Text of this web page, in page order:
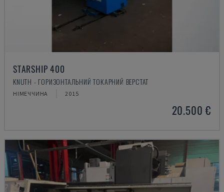
STARSHIP 400
KNUTH - ГОРИЗОНТАЛЬНИЙ ТОКАРНИЙ ВЕРСТАТ
НІМЕЧЧИНА 2015
20.500 €